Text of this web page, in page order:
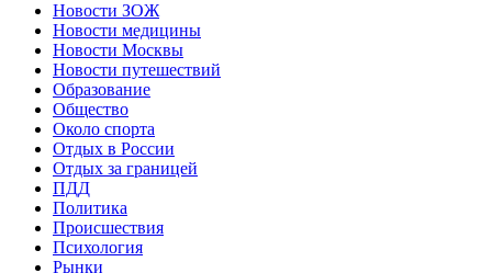
Новости ЗОЖ
Новости медицины
Новости Москвы
Новости путешествий
Образование
Общество
Около спорта
Отдых в России
Отдых за границей
ПДД
Политика
Происшествия
Психология
Рынки